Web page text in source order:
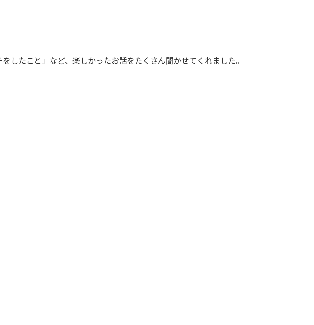
したこと」など、楽しかったお話をたくさん聞かせてくれました。